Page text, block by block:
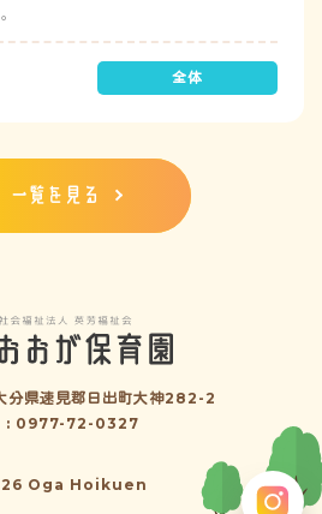
一覧を見る
県速見郡日出町大神282-2
: 0977-72-0327
Oga Hoikuen